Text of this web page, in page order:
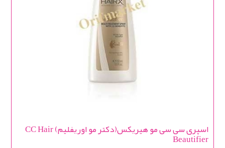
اسپری سی سی مو هیریکس(دکتر مو اوریفلیم) CC Hair
Beautifier